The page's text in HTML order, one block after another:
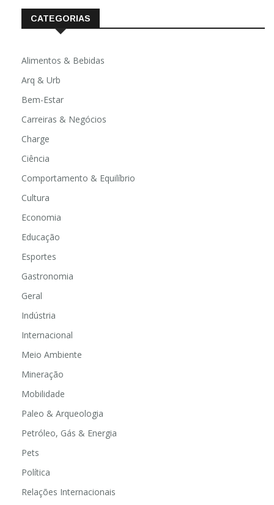
CATEGORIAS
Alimentos & Bebidas
Arq & Urb
Bem-Estar
Carreiras & Negócios
Charge
Ciência
Comportamento & Equilíbrio
Cultura
Economia
Educação
Esportes
Gastronomia
Geral
Indústria
Internacional
Meio Ambiente
Mineração
Mobilidade
Paleo & Arqueologia
Petróleo, Gás & Energia
Pets
Política
Relações Internacionais